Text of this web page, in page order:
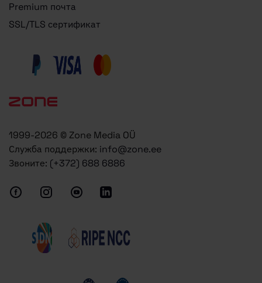
1999-2026 © Zone Media OÜ
Служба поддержки: info@zone.ee
Звоните: (+372) 688 6886
Premium почта
SSL/TLS сертификат